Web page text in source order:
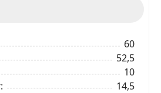
60
52,5
10
14,5